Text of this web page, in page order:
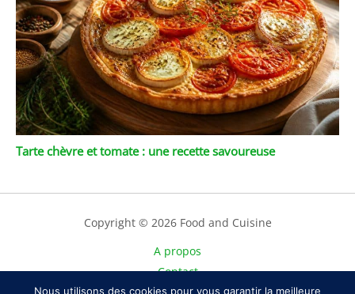
Tarte chèvre et tomate : une recette savoureuse
Copyright © 2026 Food and Cuisine
A propos
Contact
Nous utilisons des cookies pour vous garantir la meilleure